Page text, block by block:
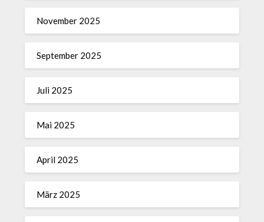
November 2025
September 2025
Juli 2025
Mai 2025
April 2025
März 2025